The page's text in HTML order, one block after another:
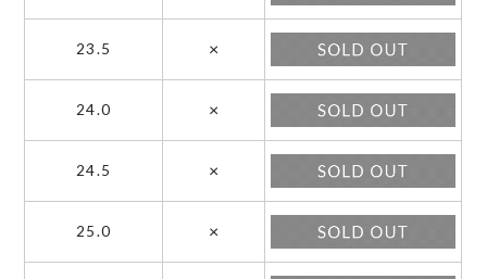
23.5 ×
24.0 ×
24.5 ×
25.0 ×